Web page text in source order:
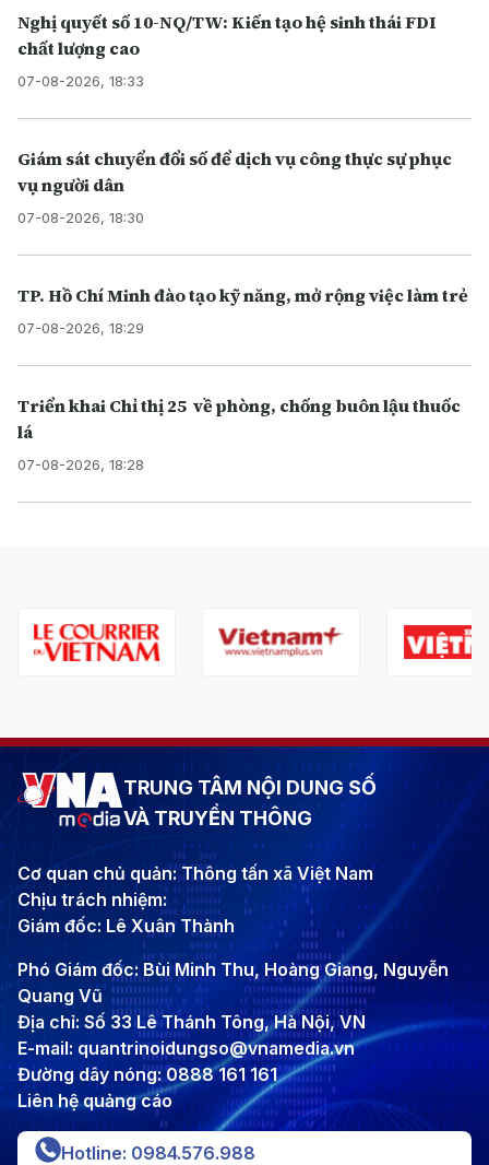
Nghị quyết số 10-NQ/TW: Kiến tạo hệ sinh thái FDI
chất lượng cao
07-08-2026, 18:33
Giám sát chuyển đổi số để dịch vụ công thực sự phục
vụ người dân
07-08-2026, 18:30
TP. Hồ Chí Minh đào tạo kỹ năng, mở rộng việc làm trẻ
07-08-2026, 18:29
Triển khai Chỉ thị 25 về phòng, chống buôn lậu thuốc
lá
07-08-2026, 18:28
TRUNG TÂM NỘI DUNG SỐ
VÀ TRUYỀN THÔNG
Cơ quan chủ quản: Thông tấn xã Việt Nam
Chịu trách nhiệm:
Giám đốc: Lê Xuân Thành
Phó Giám đốc: Bùi Minh Thu, Hoàng Giang, Nguyễn
Quang Vũ
Địa chỉ: Số 33 Lê Thánh Tông, Hà Nội, VN
E-mail: quantrinoidungso@vnamedia.vn
Đường dây nóng: 0888 161 161
Liên hệ quảng cáo
Hotline: 0984.576.988